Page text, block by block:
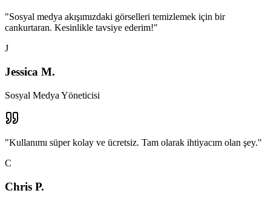
"Sosyal medya akışımızdaki görselleri temizlemek için bir
cankurtaran. Kesinlikle tavsiye ederim!"
J
Jessica M.
Sosyal Medya Yöneticisi
"Kullanımı süper kolay ve ücretsiz. Tam olarak ihtiyacım olan şey."
C
Chris P.